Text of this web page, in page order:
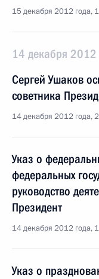
15 декабря 2012 года,
14 декабря 2012
Сергей Ушаков
советника
14 декабря 2012 года,
Указ о
федеральных
руководство
Президент
14 декабря 2012 года,
Указ о